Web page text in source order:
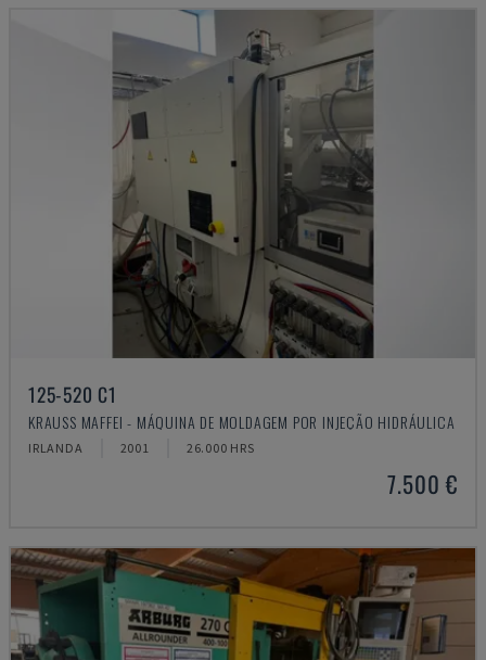
125-520 C1
KRAUSS MAFFEI - MÁQUINA DE MOLDAGEM POR INJEÇÃO HIDRÁULICA
IRLANDA 2001 26.000 HRS
7.500 €